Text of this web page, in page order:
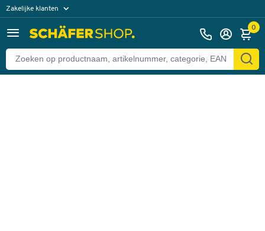
Zakelijke klanten
Particuliere klanten 0
Terug